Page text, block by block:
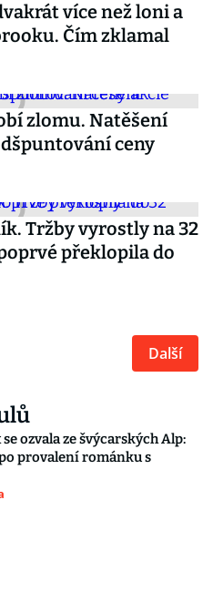
více než loni a
Čím zklamal
zlomu. Natěšení
ceny
Tržby vyrostly na 32
překlopila do
Další
ozvala ze švýcarských Alp:
provalení románku s